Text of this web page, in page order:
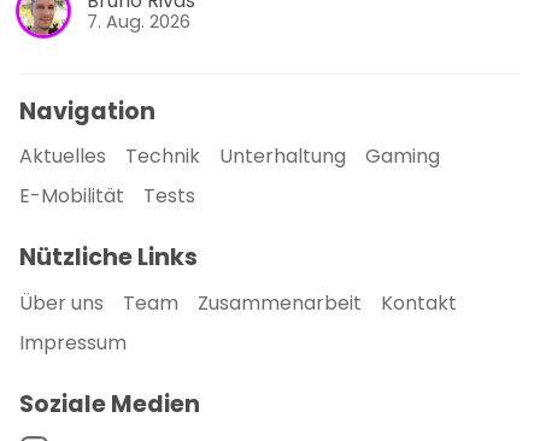
7. Aug. 2026
Navigation
Aktuelles Technik Unterhaltung
Gaming
E-Mobilität
Tests
Nützliche Links
Über uns Team Zusammenarbeit
Kontakt
Impressum
Soziale Medien